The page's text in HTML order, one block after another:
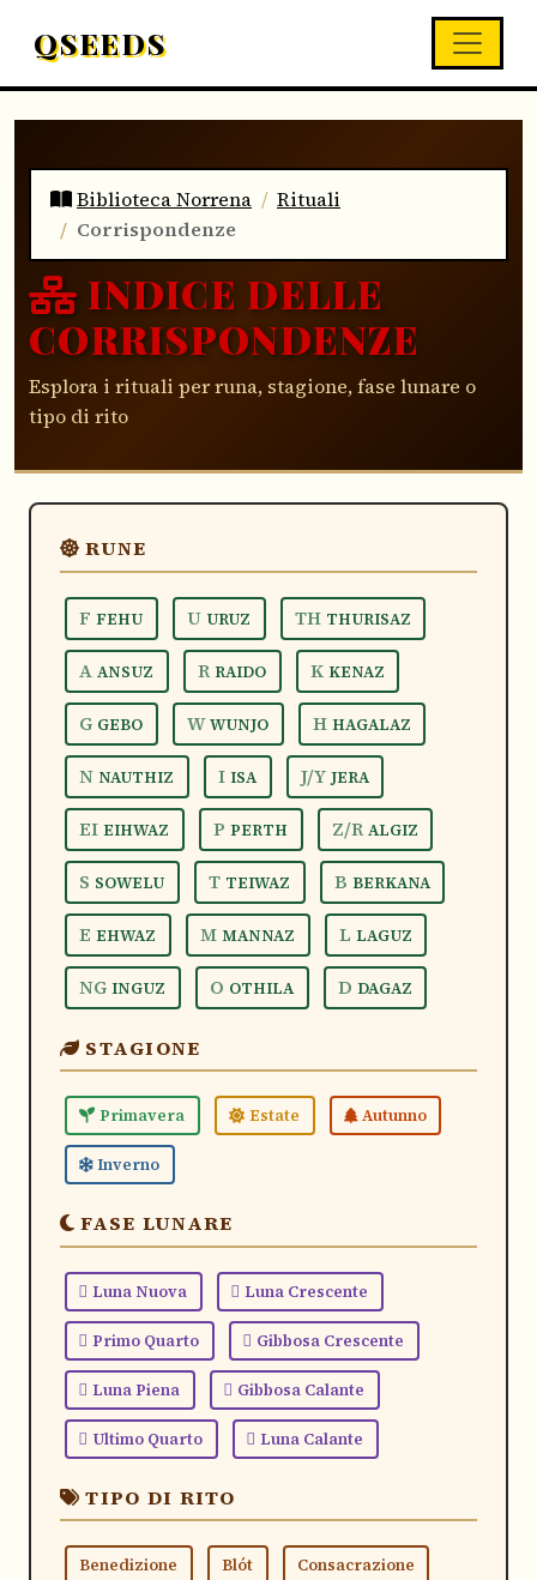
QSEEDS
Biblioteca Norrena
Rituali
Corrispondenze
INDICE DELLE
CORRISPONDENZE
Esplora i rituali per runa, stagione, fase lunare o
tipo di rito
RUNE
F FEHU U URUZ TH THURISAZ
A ANSUZ R RAIDO K KENAZ
G GEBO W WUNJO H HAGALAZ
N NAUTHIZ I ISA J/Y JERA
EI EIHWAZ P PERTH Z/R ALGIZ
S SOWELU T TEIWAZ B BERKANA
E EHWAZ M MANNAZ L LAGUZ
NG INGUZ O OTHILA D DAGAZ
STAGIONE
Primavera Estate Autunno
Inverno
FASE LUNARE
Luna Nuova Luna Crescente
Primo Quarto Gibbosa Crescente
Luna Piena Gibbosa Calante
Ultimo Quarto Luna Calante
TIPO DI RITO
Benedizione Blót Consacrazione